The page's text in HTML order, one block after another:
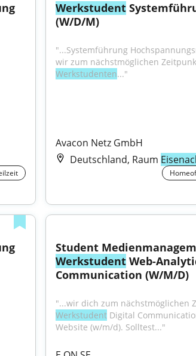
Werkstudent
(W/D/M)
"...Systemführung
Werkstudenten..."
Avacon Netz GmbH
Deutschland, Raum
Werkstudent Web-
Communication (W/M/D)
Werkstudent Digital
Website (w/m/d). Solltest..."